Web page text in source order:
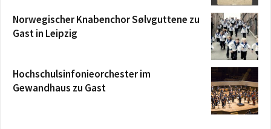
Norwegischer Knabenchor Sølvguttene zu
Gast in Leipzig
Hochschulsinfonieorchester im
Gewandhaus zu Gast